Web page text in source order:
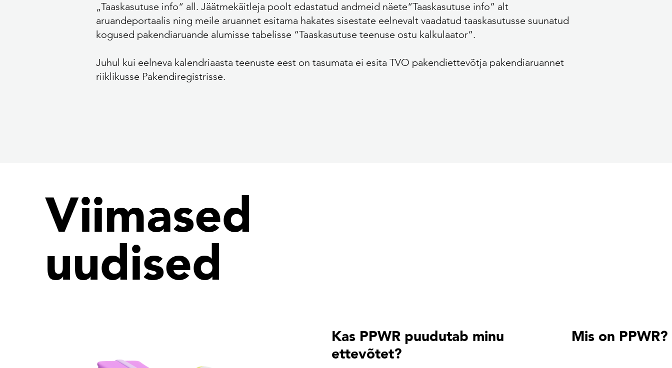
„Taaskasutuse info“ all. Jäätmekäitleja poolt edastatud andmeid näete“Taaskasutuse info” alt
aruandeportaalis ning meile aruannet esitama hakates sisestate eelnevalt vaadatud taaskasutusse suunatud
kogused pakendiaruande alumisse tabelisse “Taaskasutuse teenuse ostu kalkulaator”.
Juhul kui eelneva kalendriaasta teenuste eest on tasumata ei esita TVO pakendiettevõtja pakendiaruannet
riiklikusse Pakendiregistrisse.
Viimased
uudised
Kas PPWR puudutab minu
ettevõtet?
Mis on PPWR?